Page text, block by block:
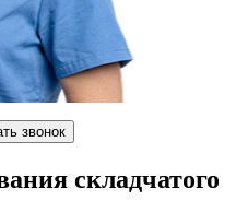
звонок
складчатого